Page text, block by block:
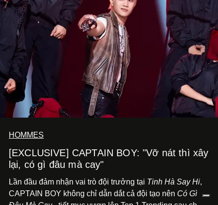
HOMMES
[EXCLUSIVE] CAPTAIN BOY: "Vỡ nát thì xây
lại, có gì đâu mà cay"
Lần đầu đảm nhận vai trò đội trưởng tại Tinh Hà Say Hi,
CAPTAIN BOY không chỉ dẫn dắt cả đội tạo nên Có Gì